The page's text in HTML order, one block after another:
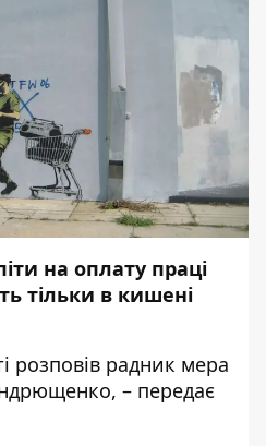
на оплату праці
тільки в кишені
розповів радник мера
– передає